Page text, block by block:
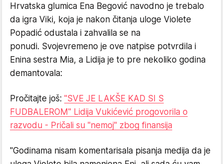
Hrvatska glumica Ena Begović navodno je trebalo
da igra Viki, koja je nakon čitanja uloge Violete
Popadić odustala i zahvalila se na
ponudi. Svojevremeno je ove natpise potvrdila i
Enina sestra Mia, a Lidija je to pre nekoliko godina
demantovala:
Pročitajte još: "SVE JE LAKŠE KAD SI S
FUDBALEROM" Lidija Vukićević progovorila o
razvodu - Pričali su "nemoj" zbog finansija
"Godinama nisam komentarisala pisanja medija da je